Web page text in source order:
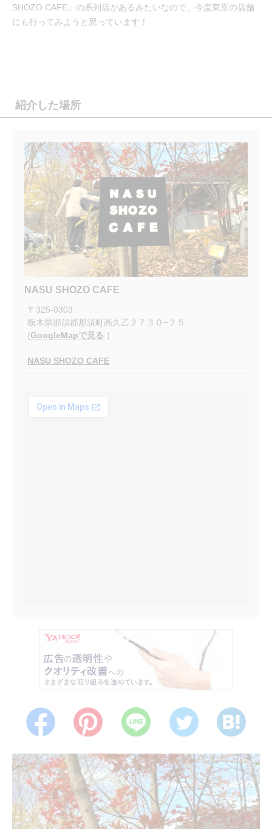
SHOZO CAFE」の系列店があるみたいなので、今度東京の店舗
にも行ってみようと思っています！
紹介した場所
NASU SHOZO CAFE
〒 325-0303
栃木県那須郡那須町高久乙２７３０−２５
(GoogleMapで見る )
NASU SHOZO CAFE